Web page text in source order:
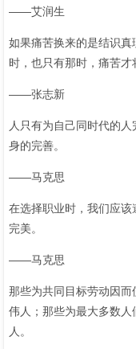
——艾润生
如果痛苦换来的是结识
时，也只有那时，痛苦才
——张志新
人只有为自己同时代的
身的完善。
——马克思
在选择职业时，我们应
完美。
——马克思
那些为共同目标劳动因
伟人；那些为最大多数
人。